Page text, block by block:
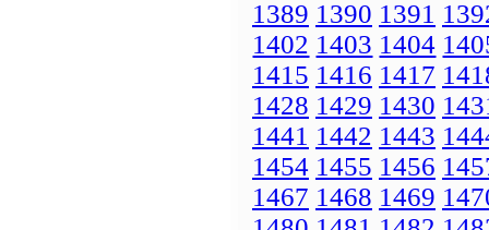
1389 1390 1391
1402 1403 1404
1415 1416 1417
1428 1429 1430
1441 1442 1443
1454 1455 1456
1467 1468 1469